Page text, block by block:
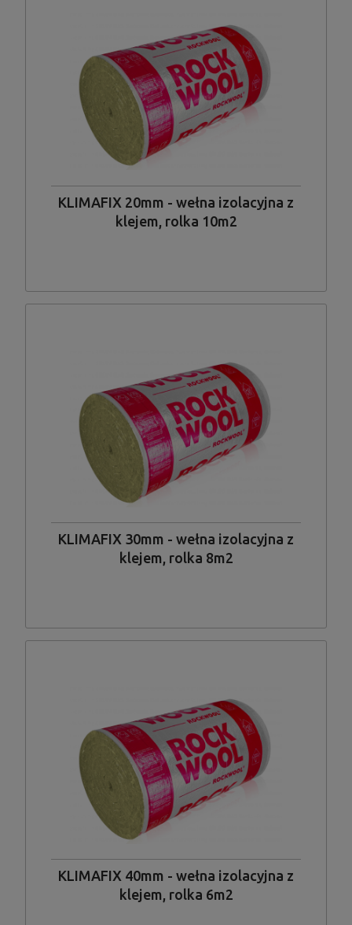
KLIMAFIX 20mm - wełna izolacyjna z
klejem, rolka 10m2
KLIMAFIX 30mm - wełna izolacyjna z
klejem, rolka 8m2
KLIMAFIX 40mm - wełna izolacyjna z
klejem, rolka 6m2